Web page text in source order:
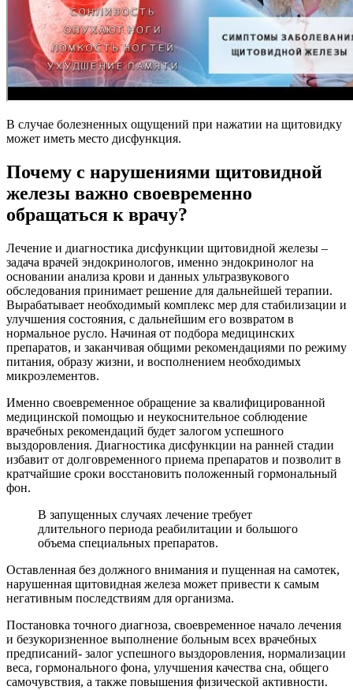
В случае болезненных ощущений при нажатии на щитовидку
может иметь место дисфункция.
Почему с нарушениями щитовидной
железы важно своевременно
обращаться к врачу?
Лечение и диагностика дисфункции щитовидной железы –
задача врачей эндокринологов, именно эндокринолог на
основании анализа крови и данных ультразвукового
обследования принимает решение для дальнейшей терапии.
Вырабатывает необходимый комплекс мер для стабилизации и
улучшения состояния, с дальнейшим его возвратом в
нормальное русло. Начиная от подбора медицинских
препаратов, и заканчивая общими рекомендациями по режиму
питания, образу жизни, и восполнением необходимых
микроэлементов.
Именно своевременное обращение за квалифицированной
медицинской помощью и неукоснительное соблюдение
врачебных рекомендаций будет залогом успешного
выздоровления. Диагностика дисфункции на ранней стадии
избавит от долговременного приема препаратов и позволит в
кратчайшие сроки восстановить положенный гормональный
фон.
В запущенных случаях лечение требует
длительного периода реабилитации и большого
объема специальных препаратов.
Оставленная без должного внимания и пущенная на самотек,
нарушенная щитовидная железа может привести к самым
негативным последствиям для организма.
Постановка точного диагноза, своевременное начало лечения
и безукоризненное выполнение больным всех врачебных
предписаний- залог успешного выздоровления, нормализации
веса, гормонального фона, улучшения качества сна, общего
самочувствия, а также повышения физической активности.